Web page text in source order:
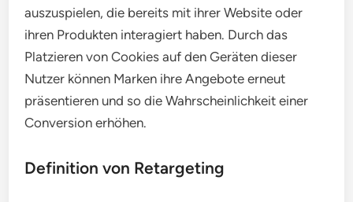
auszuspielen, die bereits mit ihrer Website oder
ihren Produkten interagiert haben. Durch das
Platzieren von Cookies auf den Geräten dieser
Nutzer können Marken ihre Angebote erneut
präsentieren und so die Wahrscheinlichkeit einer
Conversion erhöhen.
Definition von Retargeting